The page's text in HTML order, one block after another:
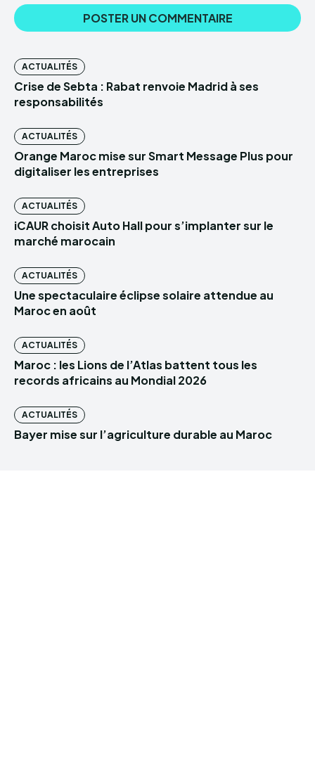
ACTUALITÉS
Crise de Sebta : Rabat renvoie Madrid à ses
responsabilités
ACTUALITÉS
Orange Maroc mise sur Smart Message Plus pour
digitaliser les entreprises
ACTUALITÉS
iCAUR choisit Auto Hall pour s’implanter sur le
marché marocain
ACTUALITÉS
Une spectaculaire éclipse solaire attendue au
Maroc en août
ACTUALITÉS
Maroc : les Lions de l’Atlas battent tous les
records africains au Mondial 2026
ACTUALITÉS
Bayer mise sur l’agriculture durable au Maroc